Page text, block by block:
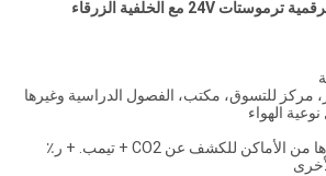
مركز للتسوق، مكتب، الفصول الدراسية وغيرها
الهواء